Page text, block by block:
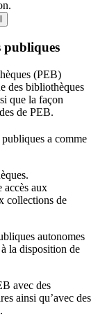
publiques
(PEB)
des bibliothèques
que la façon
de PEB.
a comme
accès aux
collections de
autonomes
à la disposition de
avec des
ainsi qu’avec des